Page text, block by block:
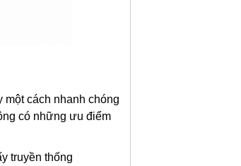
một cách nhanh chóng
có những ưu điểm
truyền thống